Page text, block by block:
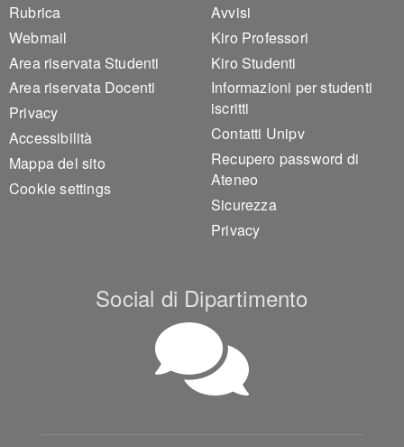
Footer 1
Rubrica
Webmail
Area riservata Studenti
Area riservata Docenti
Privacy
Accessibilità
Mappa del sito
Cookie settings
Footer 2
Avvisi
Kiro Professori
Kiro Studenti
Informazioni per studenti
iscritti
Contatti Unipv
Recupero password di
Ateneo
Sicurezza
Privacy
Social di Dipartimento